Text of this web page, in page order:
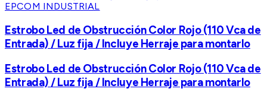
EPCOM INDUSTRIAL
Estrobo Led de Obstrucción Color Rojo (110 Vca de
Entrada) / Luz fija / Incluye Herraje para montarlo
Estrobo Led de Obstrucción Color Rojo (110 Vca de
Entrada) / Luz fija / Incluye Herraje para montarlo